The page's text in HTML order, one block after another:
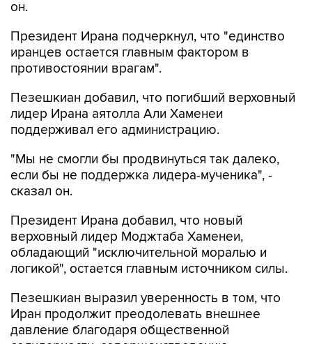
он.
Президент Ирана подчеркнул, что "единство
иранцев остается главным фактором в
противостоянии врагам".
Пезешкиан добавил, что погибший верховный
лидер Ирана аятолла Али Хаменеи
поддерживал его администрацию.
"Мы не смогли бы продвинуться так далеко,
если бы не поддержка лидера-мученика", -
сказал он.
Президент Ирана добавил, что новый
верховный лидер Моджтаба Хаменеи,
обладающий "исключительной моралью и
логикой", остается главным источником силы.
Пезешкиан выразил уверенность в том, что
Иран продолжит преодолевать внешнее
давление благодаря общественной